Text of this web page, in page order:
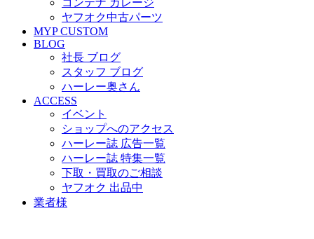
コンテナ ガレージ
ヤフオク中古パーツ
MYP CUSTOM
BLOG
社長 ブログ
スタッフ ブログ
ハーレー奥さん
ACCESS
イベント
ショップへのアクセス
ハーレー誌 広告一覧
ハーレー誌 特集一覧
下取・買取のご相談
ヤフオク 出品中
業者様